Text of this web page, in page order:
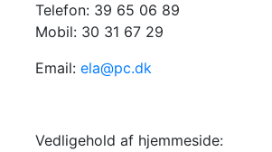
Telefon: 39 65 06 89
Mobil: 30 31 67 29
Email: ela@pc.dk
Vedligehold af hjemmeside: